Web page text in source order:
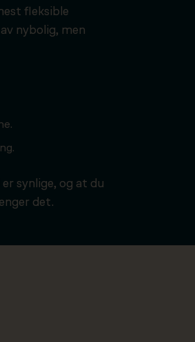
fleksible
nybolig, men
synlige, og at du
det.